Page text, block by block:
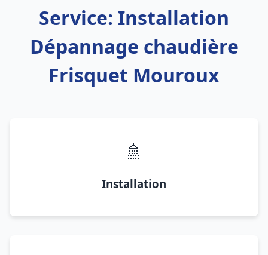
Service: Installation
Dépannage chaudière
Frisquet Mouroux
🚿
Installation